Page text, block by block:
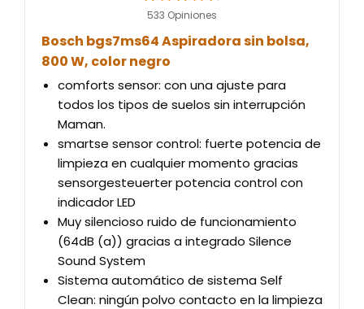
533 Opiniones
Bosch bgs7ms64 Aspiradora sin bolsa,
800 W, color negro
comforts sensor: con una ajuste para
todos los tipos de suelos sin interrupción
Maman.
smartse sensor control: fuerte potencia de
limpieza en cualquier momento gracias
sensorgesteuerter potencia control con
indicador LED
Muy silencioso ruido de funcionamiento
(64dB (a)) gracias a integrado Silence
Sound System
Sistema automático de sistema Self
Clean: ningún polvo contacto en la limpieza